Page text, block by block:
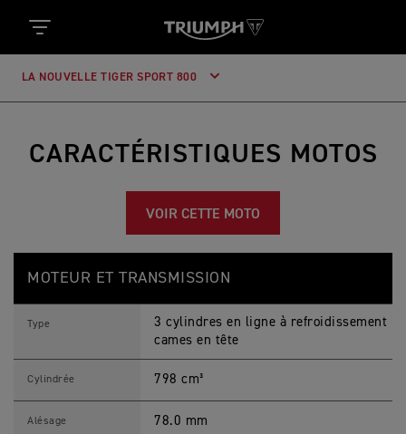
LA NOUVELLE TIGER SPORT 800
CARACTÉRISTIQUES MOTOS
VOIR CETTE MOTO
MOTEUR ET TRANSMISSION
Type
3 cylindres en ligne à refroidissement
cames en tête
Cylindrée 798 cm³
Alésage 78.0 mm